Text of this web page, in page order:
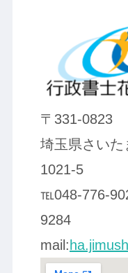
〒331-0823
埼玉県さい
1021-5
℡048-776-
9284
mail: